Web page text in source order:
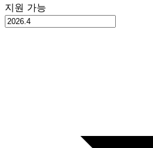
지원 가능